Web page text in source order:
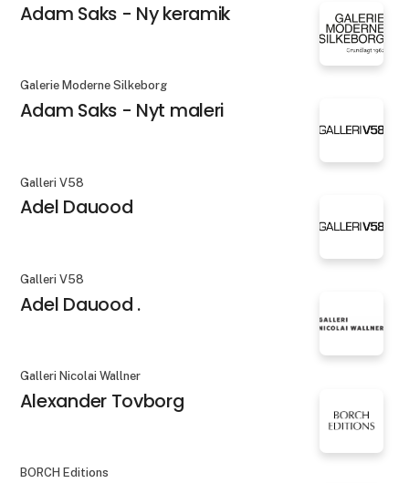
Adam Saks - Ny keramik
Galerie Moderne Silkeborg
Adam Saks - Nyt maleri
Galleri V58
Adel Dauood
Galleri V58
Adel Dauood .
Galleri Nicolai Wallner
Alexander Tovborg
BORCH Editions